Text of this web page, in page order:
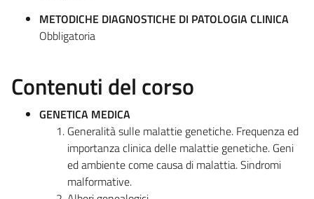
METODICHE DIAGNOSTICHE DI PATOLOGIA CLINICA
Obbligatoria
Contenuti del corso
GENETICA MEDICA
Generalità sulle malattie genetiche. Frequenza ed
importanza clinica delle malattie genetiche. Geni
ed ambiente come causa di malattia. Sindromi
malformative.